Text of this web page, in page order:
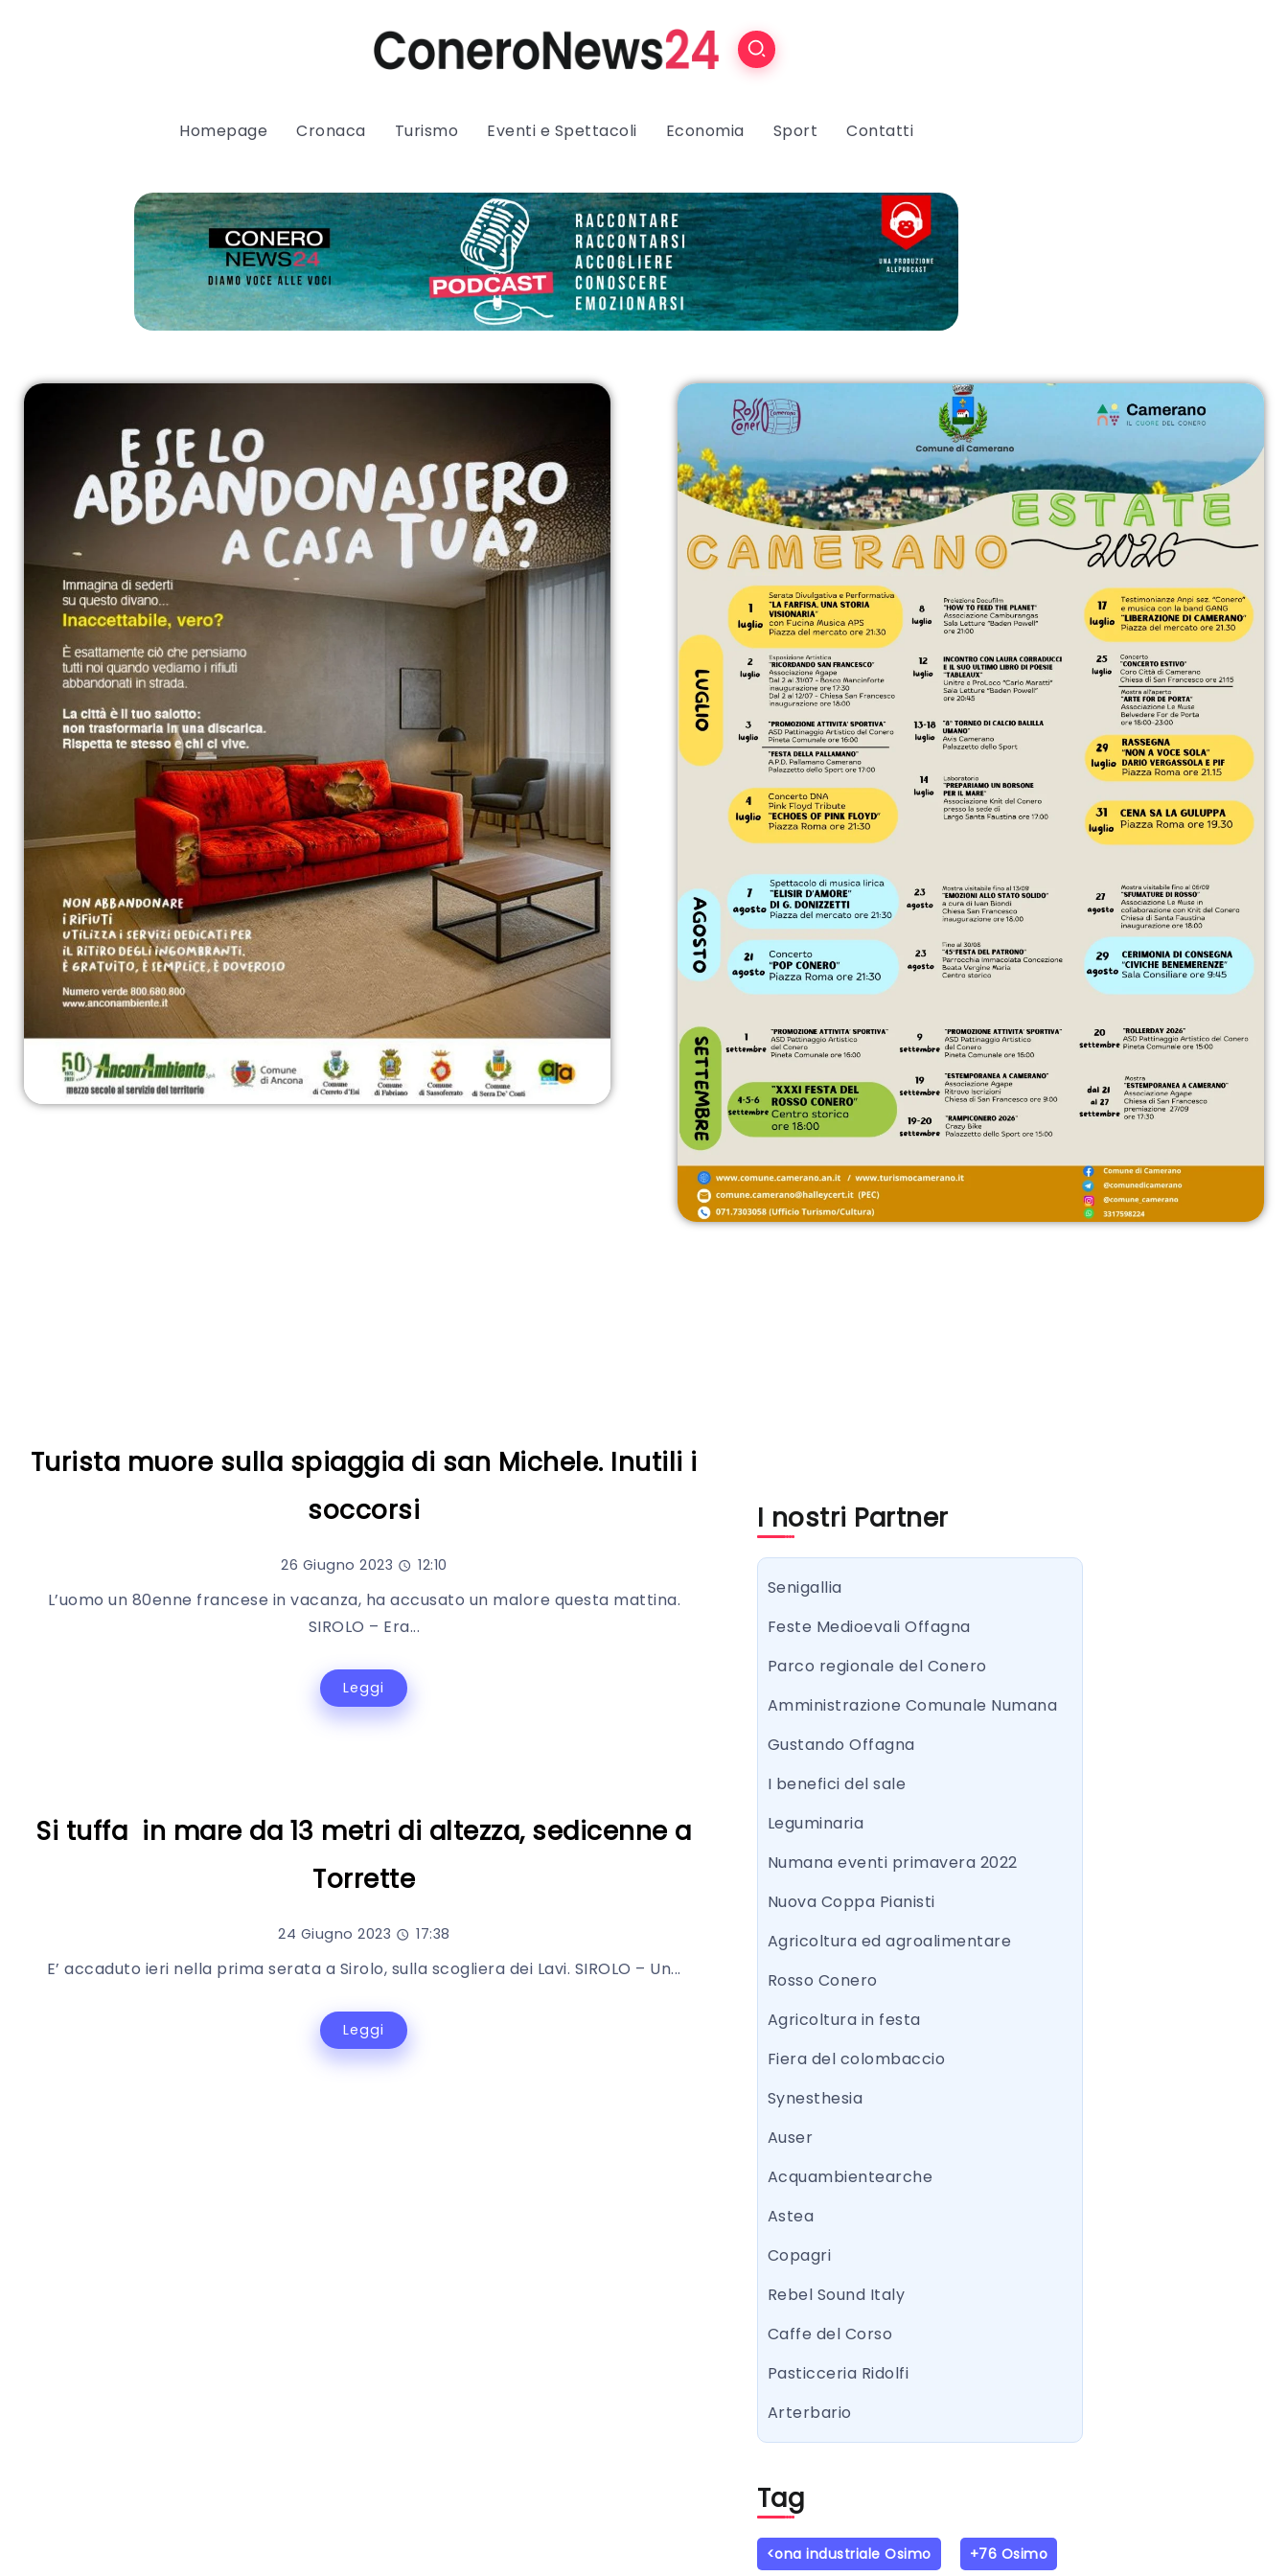
Homepage Cronaca Turismo Eventi e Spettacoli Economia Sport Contatti
Turista muore sulla spiaggia di san Michele. Inutili i
soccorsi
26 Giugno 2023 12:10
L’uomo un 80enne francese in vacanza, ha accusato un malore questa mattina.
SIROLO – Era...
Leggi
Si tuffa in mare da 13 metri di altezza, sedicenne a
Torrette
24 Giugno 2023 17:38
E’ accaduto ieri nella prima serata a Sirolo, sulla scogliera dei Lavi. SIROLO – Un...
Leggi
I nostri Partner
Senigallia
Feste Medioevali Offagna
Parco regionale del Conero
Amministrazione Comunale Numana
Gustando Offagna
I benefici del sale
Leguminaria
Numana eventi primavera 2022
Nuova Coppa Pianisti
Agricoltura ed agroalimentare
Rosso Conero
Agricoltura in festa
Fiera del colombaccio
Synesthesia
Auser
Acquambientearche
Astea
Copagri
Rebel Sound Italy
Caffe del Corso
Pasticceria Ridolfi
Arterbario
Tag
<ona industriale Osimo +76 Osimo